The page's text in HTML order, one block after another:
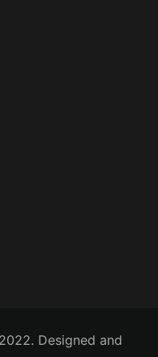
Designed and